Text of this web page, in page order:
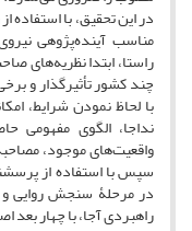
در این تحقیق، با
مناسب آینده‌پژوهی
راستا، ابتدا نظریه‌های
چند کشور تأثیرگذار و
با لحاظ نمودن شرایط،
نداجا، الگوی مفهومی
واقعیت‌های موجود،
سپس با استفاده از
در مرحلۀ سنجش روایی و
راهبردی آجا، با چهار بعد اصلی و 10 مؤلفه،